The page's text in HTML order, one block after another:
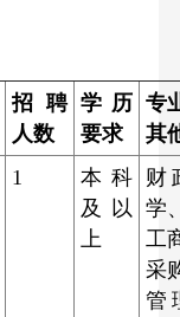
招聘
人数
学历
要求
专
其
1
本科
及以
上
财
学
工
采
管